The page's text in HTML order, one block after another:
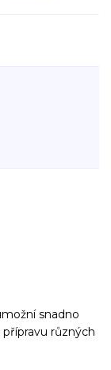
snadno
různých